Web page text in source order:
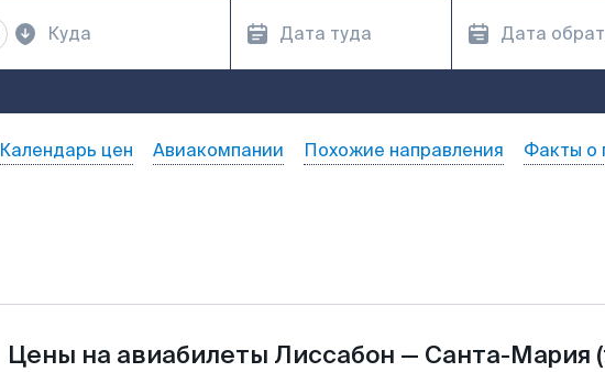
Календарь цен Авиакомпании Похожие направления Факты о
Цены на авиабилеты Лиссабон — Санта-Мария